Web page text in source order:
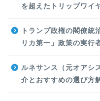
を超えたトリップワイ
トランプ政権の閣僚統
リカ第一」政策の実行
ルネサンス（元オアシ
介とおすすめの選び方